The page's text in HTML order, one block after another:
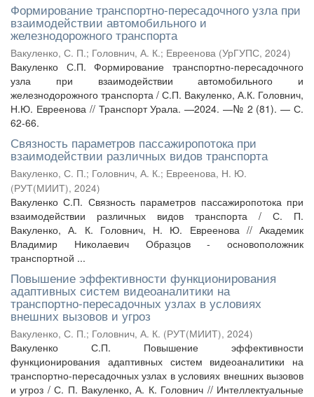
Формирование транспортно-пересадочного узла при
взаимодействии автомобильного и
железнодорожного транспорта
Вакуленко, С. П.; Головнич, А. К.; Евреенова (УрГУПС, 2024)
Вакуленко С.П. Формирование транспортно-пересадочного
узла при взаимодействии автомобильного и
железнодорожного транспорта / С.П. Вакуленко, А.К. Головнич,
Н.Ю. Евреенова // Транспорт Урала. —2024. —№ 2 (81). — С.
62-66.
Связность параметров пассажиропотока при
взаимодействии различных видов транспорта
Вакуленко, С. П.; Головнич, А. К.; Евреенова, Н. Ю.
(РУТ(МИИТ), 2024)
Вакуленко С.П. Связность параметров пассажиропотока при
взаимодействии различных видов транспорта / С. П.
Вакуленко, А. К. Головнич, Н. Ю. Евреенова // Академик
Владимир Николаевич Образцов - основоположник
транспортной ...
Повышение эффективности функционирования
адаптивных систем видеоаналитики на
транспортно-пересадочных узлах в условиях
внешних вызовов и угроз
Вакуленко, С. П.; Головнич, А. К. (РУТ(МИИТ), 2024)
Вакуленко С.П. Повышение эффективности
функционирования адаптивных систем видеоаналитики на
транспортно-пересадочных узлах в условиях внешних вызовов
и угроз / С. П. Вакуленко, А. К. Головнич // Интеллектуальные